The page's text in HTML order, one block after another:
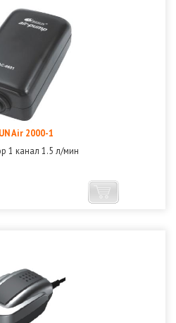
Air 2000-1
1 канал 1.5 л/мин